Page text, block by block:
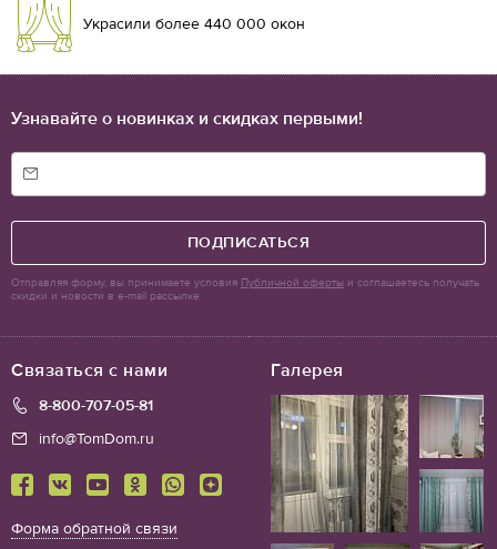
Украсили более 440 000 окон
Галерея
Связаться с нами
8-800-707-05-81
info@TomDom.ru
Форма обратной связи
Узнавайте о новинках и скидках первыми!
ПОДПИСАТЬСЯ
Отправляя форму, вы принимаете условия Публичной оферты и соглашаетесь получать
скидки и новости в e-mail рассылке